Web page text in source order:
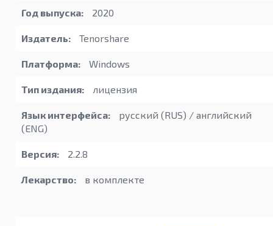
Год выпуска: 2020
Издатель: Tenorshare
Платформа: Windows
Тип издания: лицензия
Язык интерфейса:
русский (RUS) / английский
(ENG)
Версия: 2.2.8
Лекарство: в комплекте